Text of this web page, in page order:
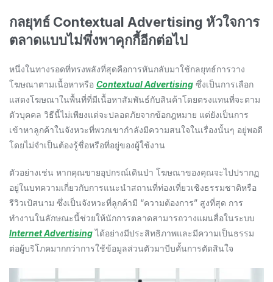
กลยุทธ์ Contextual Advertising หัวใจการ
ตลาดแบบไม่พึ่งพาคุกกี้อีกต่อไป
หนึ่งในทางรอดที่ทรงพลังที่สุดคือการหันกลับมาใช้กลยุทธ์การวาง
โฆษณาตามเนื้อหาหรือ Contextual Advertising ซึ่งเป็นการเลือก
แสดงโฆษณาในพื้นที่ที่มีเนื้อหาสัมพันธ์กับสินค้าโดยตรงแทนที่จะตาม
ตัวบุคคล วิธีนี้ไม่เพียงแต่จะปลอดภัยจากข้อกฎหมาย แต่ยังเป็นการ
เข้าหาลูกค้าในจังหวะที่พวกเขากำลังมีความสนใจในเรื่องนั้นๆ อยู่พอดี
โดยไม่จำเป็นต้องรู้ชื่อหรือที่อยู่ของผู้ใช้งาน
ตัวอย่างเช่น หากคุณขายอุปกรณ์เดินป่า โฆษณาของคุณจะไปปรากฏ
อยู่ในบทความเกี่ยวกับการแนะนำสถานที่ท่องเที่ยวเชิงธรรมชาติหรือ
รีวิวเป้สนาม ซึ่งเป็นจังหวะที่ลูกค้ามี “ความต้องการ” สูงที่สุด การ
ทำงานในลักษณะนี้ช่วยให้นักการตลาดสามารถวางแผนสื่อในระบบ
Internet Advertisingได้อย่างมีประสิทธิภาพและมีความเป็นธรรม
ต่อผู้บริโภคมากกว่าการใช้ข้อมูลส่วนตัวมาบีบคั้นการตัดสินใจ